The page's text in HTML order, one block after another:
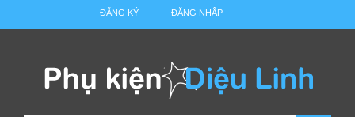
ĐĂNG NHẬP
ĐĂNG KÝ